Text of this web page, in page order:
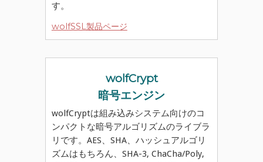
す。
wolfSSL製品ページ
wolfCrypt
暗号エンジン
wolfCryptは組み込みシステム向けのコ
ンパクトな暗号アルゴリズムのライブラ
リです。AES、SHA、ハッシュアルゴリ
ズムはもちろん、SHA-3, ChaCha/Poly,